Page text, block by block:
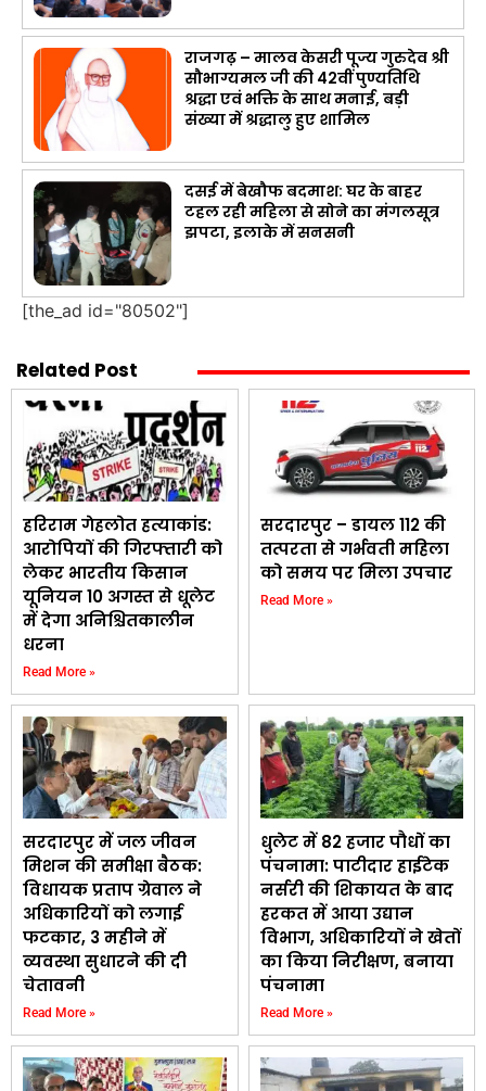
राजगढ़ – मालव केसरी पूज्य गुरुदेव श्री
सौभाग्यमल जी की 42वीं पुण्यतिथि
श्रद्धा एवं भक्ति के साथ मनाई, बड़ी
संख्या में श्रद्धालु हुए शामिल
दसई में बेखौफ बदमाश: घर के बाहर
टहल रही महिला से सोने का मंगलसूत्र
झपटा, इलाके में सनसनी
[the_ad id="80502"]
Related Post
हरिराम गेहलोत हत्याकांड:
आरोपियों की गिरफ्तारी को
लेकर भारतीय किसान
यूनियन 10 अगस्त से धूलेट
में देगा अनिश्चितकालीन
धरना
Read More »
सरदारपुर – डायल 112 की
तत्परता से गर्भवती महिला
को समय पर मिला उपचार
Read More »
सरदारपुर में जल जीवन
मिशन की समीक्षा बैठक:
विधायक प्रताप ग्रेवाल ने
अधिकारियों को लगाई
फटकार, 3 महीने में
व्यवस्था सुधारने की दी
चेतावनी
Read More »
धुलेट में 82 हजार पौधों का
पंचनामा: पाटीदार हाईटेक
नर्सरी की शिकायत के बाद
हरकत में आया उद्यान
विभाग, अधिकारियों ने खेतों
का किया निरीक्षण, बनाया
पंचनामा
Read More »